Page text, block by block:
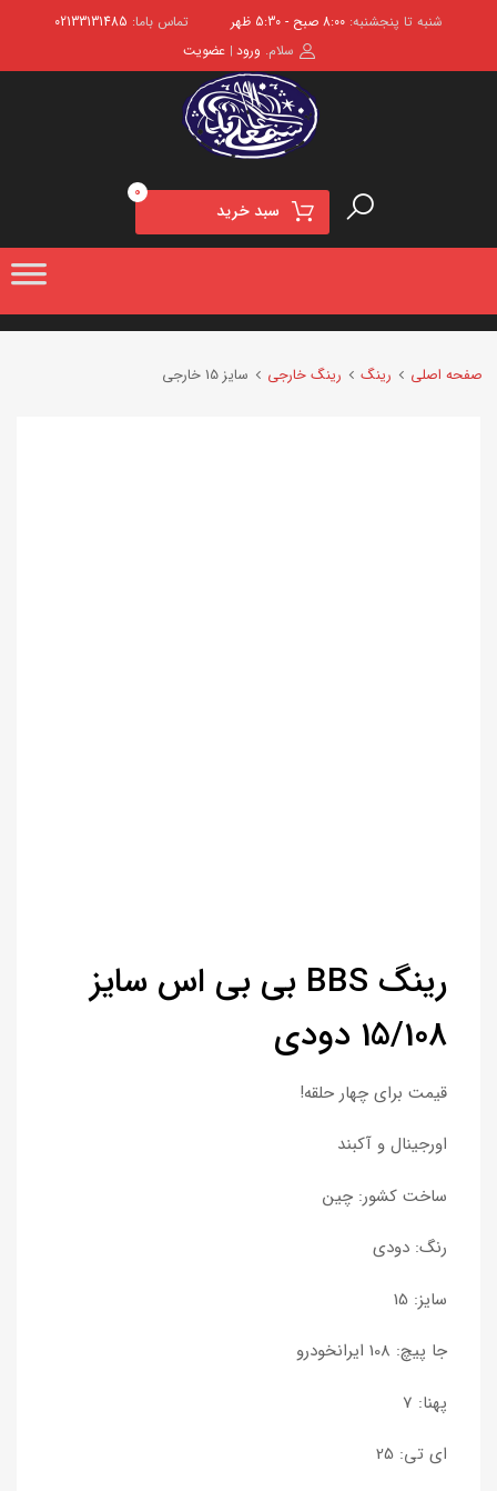
شنبه تا پنجشنبه:8:00 صبح - 5:30 ظهر تماس باما: 02133131485
سلام. ورود | عضویت
سبد خرید
0
صفحه اصلی رینگ رینگ خارجی سایز 15 خارجی
رینگ BBS بی‌ بی‌ اس سایز
15/108 دودی
قیمت برای چهار حلقه!
اورجینال و آکبند
ساخت کشور: چین
رنگ: دودی
سایز: 15
جا پیچ: 108 ایرانخودرو
پهنا: 7
ای تی: 25